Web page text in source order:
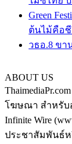
Green
ต้นไม้คือ
วธอ.8 ขา
ABOUT US
โฆษณา สำหรับ
Infinite Wire
ประชาสัมพันธ์